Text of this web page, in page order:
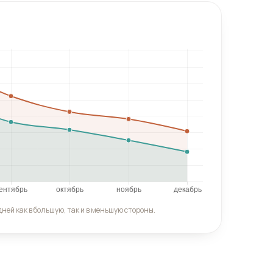
как в большую, так и в меньшую стороны.